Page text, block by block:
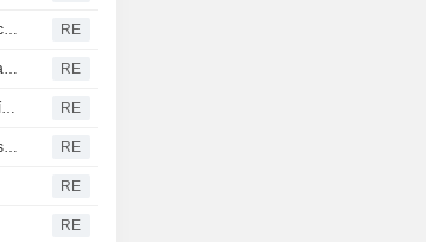
RE
RE
RE
RE
RE
RE